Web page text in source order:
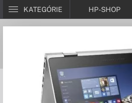
KATEGÓRIE HP-SHOP